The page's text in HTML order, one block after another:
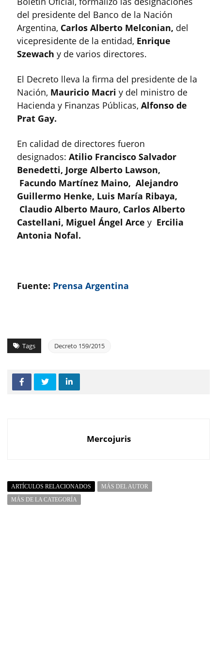
del presidente del Banco de la Nación
Argentina, Carlos Alberto Melconian, del
vicepresidente de la entidad, Enrique
Szewach y de varios directores.
El Decreto lleva la firma del presidente de la
Nación, Mauricio Macri y del ministro de
Hacienda y Finanzas Públicas, Alfonso de
Prat Gay.
En calidad de directores fueron
designados: Atilio Francisco Salvador
Benedetti, Jorge Alberto Lawson,
Facundo Martínez Maino, Alejandro
Guillermo Henke, Luis María Ribaya,
Claudio Alberto Mauro, Carlos Alberto
Castellani, Miguel Ángel Arce y Ercilia
Antonia Nofal.
Fuente: Prensa Argentina
Tags Decreto 159/2015
Mercojuris
ARTÍCULOS RELACIONADOS
MÁS DEL AUTOR
MÁS DE LA CATEGORÍA